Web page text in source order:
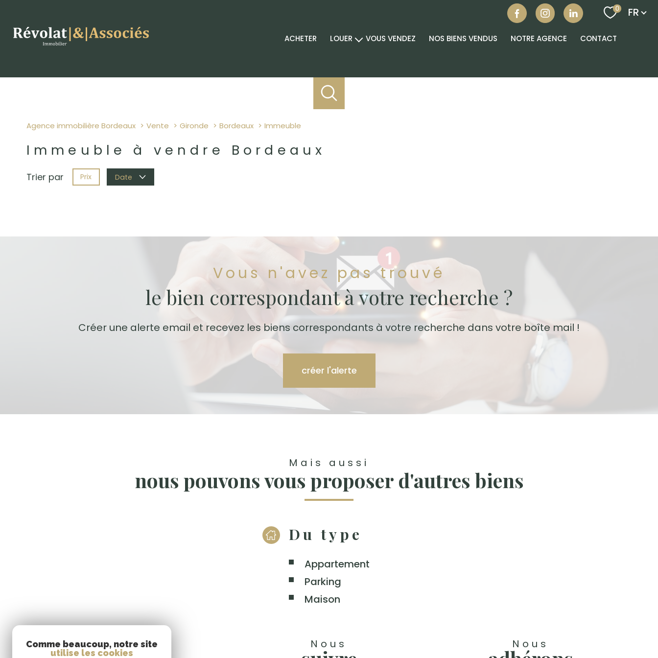
0 FR
ACHETER LOUER VOUS VENDEZ NOS BIENS VENDUS NOTRE AGENCE CONTACT
Agence immobilière Bordeaux Vente Gironde Bordeaux immeuble
Immeuble à vendre Bordeaux
Trier par Prix Date
Vous n'avez pas trouvé
le bien correspondant à votre recherche ?
Créer une alerte email et recevez les biens correspondants à votre recherche dans votre boîte mail !
créer l'alerte
Mais aussi
nous pouvons vous proposer d'autres biens
Du type
Appartement
Parking
Maison
Se Nous Nous
Comme beaucoup, notre site
utilise les cookies